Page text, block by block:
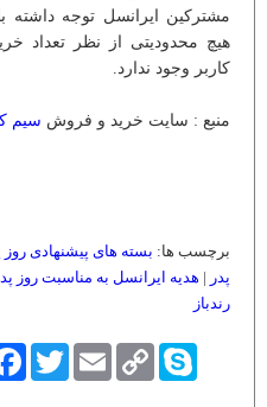
مشترکین ایرانسل توجه داشته
هیچ محدودیتی از نظر تعداد
کاربر وجود ندارد.
منبع : سایت خرید و فروش سیم
برچسب ها: بسته های پیشنهادی روز
پدر | هدیه ایرانسل به مناسبت روز
رندباز
Twitter Email
Copy
Link
Skype